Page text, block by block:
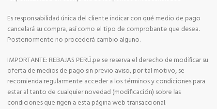
Es responsabilidad única del cliente indicar con qué medio de pago
cancelará su compra, así como el tipo de comprobante que desea.
Posteriormente no procederá cambio alguno.
IMPORTANTE: REBAJAS PERÚ.pe se reserva el derecho de modificar su
oferta de medios de pago sin previo aviso, por tal motivo, se
recomienda regularmente acceder a los términos y condiciones para
estar al tanto de cualquier novedad (modificación) sobre las
condiciones que rigen a esta página web transaccional.